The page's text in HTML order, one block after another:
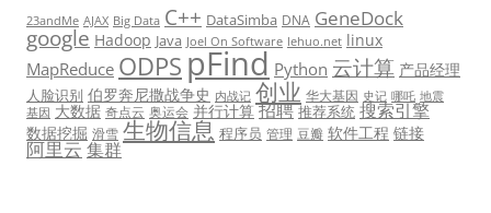
23andMe AJAX Big Data C++ DataSimba DNA GeneDock
google Hadoop Java Joel On Software lehuo.net linux
MapReduce ODPSpFind Python 云计算 产品经理
人脸识别 伯罗奔尼撒战争史 内战记 创业 华大基因 史记 哪吒 地震
基因 大数据 奇点云 奥运会 并行计算 招聘 推荐系统 搜索引擎
数据挖掘 滑雪 生物信息 程序员 管理 豆瓣 软件工程 链接
阿里云集群